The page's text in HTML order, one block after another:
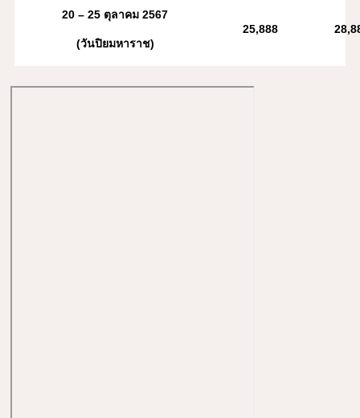
20 – 25 ตุลาคม 2567
(วันปิยมหาราช)
25,888